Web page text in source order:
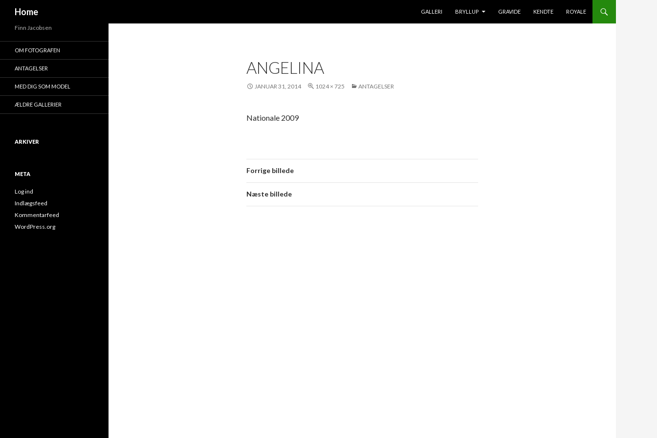
Home
GALLERI
BRYLLUP GRAVIDE KENDTE ROYALE
ANGELINA
JANUAR 31, 2014 1024 × 725 ANTAGELSER
Nationale 2009
Forrige billede
Næste billede
Finn Jacobsen
OM FOTOGRAFEN
ANTAGELSER
MED DIG SOM MODEL
ÆLDRE GALLERIER
ARKIVER
META
Log ind
Indlægsfeed
Kommentarfeed
WordPress.org